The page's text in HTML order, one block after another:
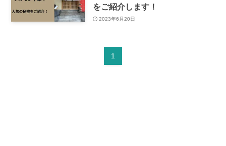
をご紹介します！
2023年6月20日
1